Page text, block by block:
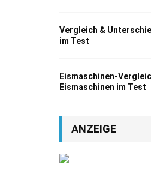
Vergleich &
im Test
Eismaschinen-
Eismaschinen im Test
ANZEIGE